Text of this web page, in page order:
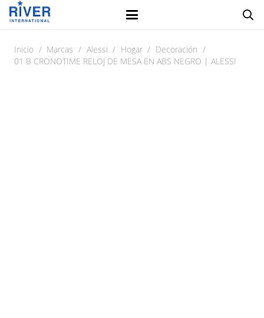
Inicio / Marcas / Alessi / Hogar / Decoración /
01 B CRONOTIME RELOJ DE MESA EN ABS NEGRO | ALESSI